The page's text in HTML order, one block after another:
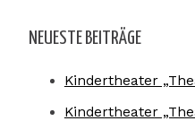
NEUESTE BEITRÄGE
Kindertheater
Kindertheater